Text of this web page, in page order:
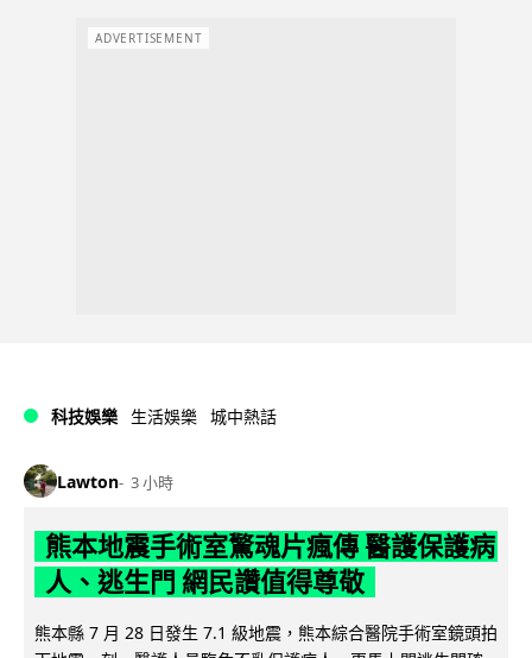
ADVERTISEMENT
科技娛樂 生活娛樂 城中熱話
Lawton 3 小時
熊本地震手術室驚魂片瘋傳 醫護保護病
人、逃生門 網民讚值得尊敬
熊本縣 7 月 28 日發生 7.1 級地震，熊本綜合醫院手術室鏡頭拍